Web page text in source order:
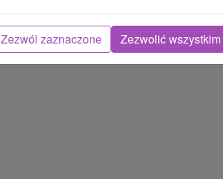
Zezwól zaznaczone Zezwolić wszystkim